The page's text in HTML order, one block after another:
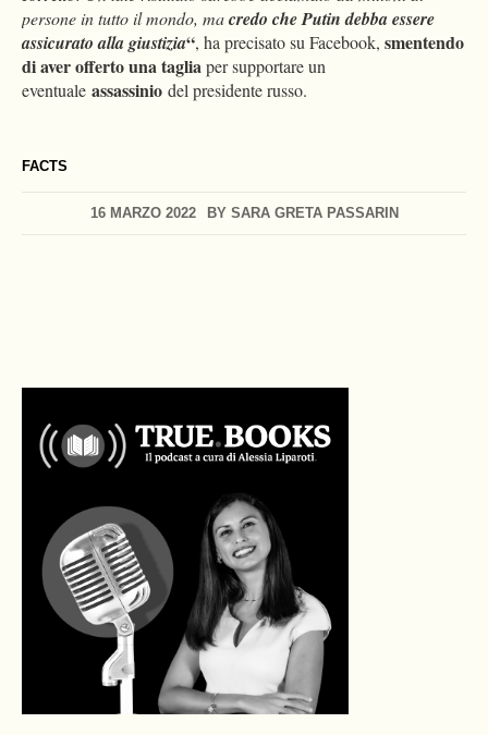
FACTS
16 MARZO 2022 BY SARA GRETA PASSARIN
persone in tutto il mondo, macredo che Putin debba essere
assicurato alla giustizia“, ha precisato su Facebook, smentendo
di aver offerto una tagliaper supportare un
eventuale assassinio del presidente russo.